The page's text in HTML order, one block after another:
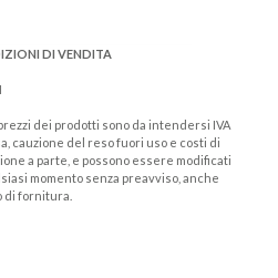
DI VENDITA
dei prodotti sono da intendersi IVA
cauzione del reso fuori uso e costi di
a parte, e possono essere modificati
momento senza preavviso, anche
di fornitura.